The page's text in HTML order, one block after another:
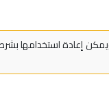
إعادة استخدامها